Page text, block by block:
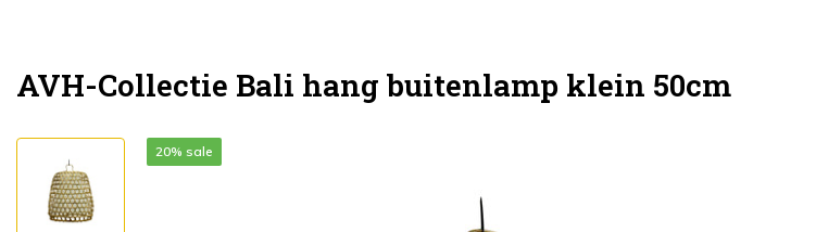
AVH-Collectie Bali hang buitenlamp klein 50cm
20% sale